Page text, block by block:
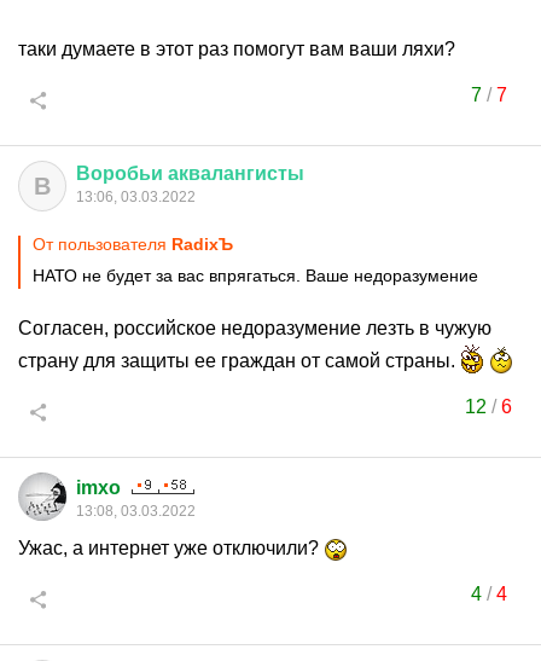
таки думаете в этот раз помогут вам ваши ляхи?
7/7
В Воробьи аквалангисты
13:06, 03.03.2022
От пользователя RadixЪ
НАТО не будет за вас впрягаться. Ваше недоразумение
Согласен, российское недоразумение лезть в чужую
страну для защиты ее граждан от самой страны.
12 /6
imxo
13:08, 03.03.2022
Ужас, а интернет уже отключили?
4/4